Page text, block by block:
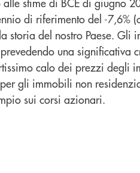
di riferimento del -7,6%
storia del nostro Paese. Gli
una significativa
calo dei prezzi degli
gli immobili non
sui corsi azionari.